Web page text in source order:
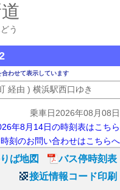
う
わせて表示しています
経由 ) 横浜駅西口ゆき
乗車日2026年08月08日
年8月14日の時刻表はこちら
時刻のお問い合わせはこちらへ
ば地図
バス停時刻表
接近情報コード印刷